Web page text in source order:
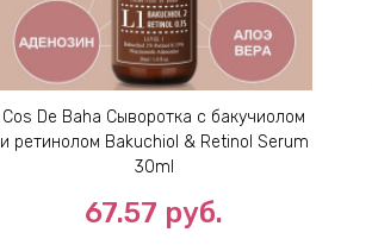
Cos De Baha Сыворотка с бакучиолом
и ретинолом Bakuchiol & Retinol Serum
30ml
67.57 руб.